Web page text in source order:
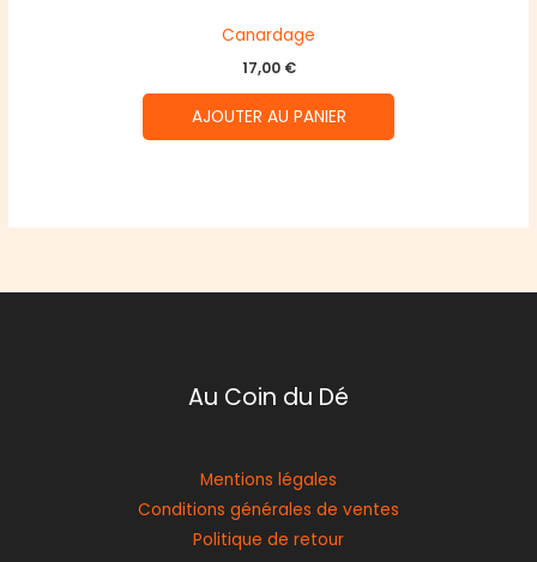
Canardage
17,00 €
AJOUTER AU PANIER
Au Coin du Dé
Mentions légales
Conditions générales de ventes
Politique de retour